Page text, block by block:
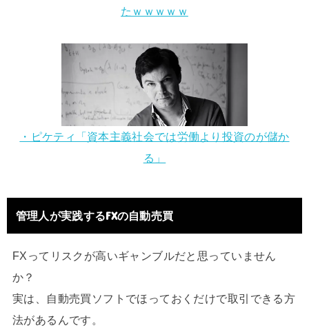
たｗｗｗｗｗ
・ピケティ「資本主義社会では労働より投資のが儲か
る」
管理人が実践するFXの自動売買
FXってリスクが高いギャンブルだと思っていません
か？
実は、自動売買ソフトでほっておくだけで取引できる方
法があるんです。